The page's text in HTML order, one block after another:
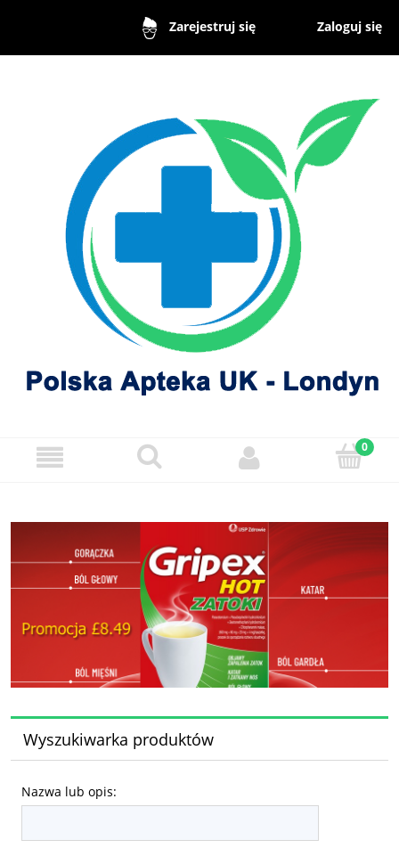
Zarejestruj się Zaloguj się
Wyszukiwarka produktów
Nazwa lub opis: